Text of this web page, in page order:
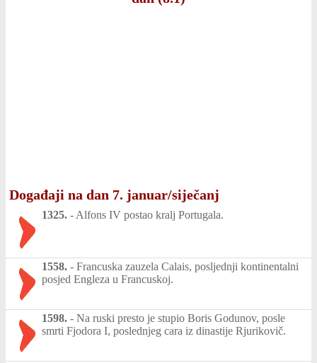
Događaji na dan 7. januar/siječanj
1325. - Alfons IV postao kralj Portugala.
1558. - Francuska zauzela Calais, posljednji kontinentalni
posjed Engleza u Francuskoj.
1598. - Na ruski presto je stupio Boris Godunov, posle
smrti Fjodora I, poslednjeg cara iz dinastije Rjurikovič.